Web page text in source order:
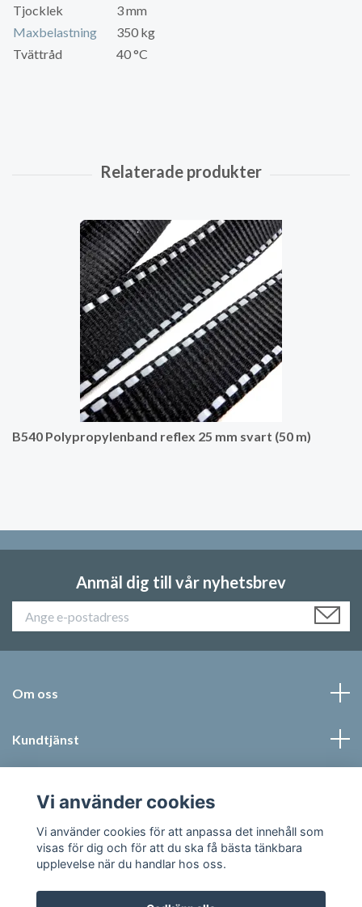
Tjocklek
3 mm
Maxbelastning
350 kg
Tvättråd
40 °C
B540 Polypropylenband reflex 25 mm svart (50 m)
Anmäl dig till vår nyhetsbrev
Om oss
Kundtjänst
Sociala medier
Vi använder cookies
Vi använder cookies för att anpassa det innehåll som
visas för dig och för att du ska få bästa tänkbara
upplevelse när du handlar hos oss.